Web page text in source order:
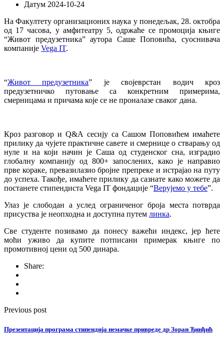
Датум 2024-10-24
На Факултету организационих наука у понедељак, 28. октобра
од 17 часова, у амфитеатру 5, одржаће се промоција књиге
“Живот предузетника” аутора Саше Поповића, суоснивача
компаније Vega IT.
“Живот предузетника” је својеврстан водич кроз
предузетничко путовање са конкретним примерима,
смерницама и причама које се не проналазе сваког дана.
Кроз разговор и Q&А сесију са Сашом Поповићем имаћете
прилику да чујете практичне савете и смернице о стварању од
нуле и на који начин је Саша од студенског сна, изградио
глобалну компанију од 800+ запослених, како је направио
прве кораке, превазилазио бројне препреке и истрајао на путу
до успеха. Такође, имаћете прилику да сазнате како можете да
постанете стипендиста Vega IT фондације “Верујемо у тебе”.
Улаз је слободан а услед ограниченог броја места потврда
присуства је неопходна и доступна путем линка.
Све студенте позивамо да понесу важећи индекс, јер ћете
моћи уживо да купите потписани примерак књиге по
промотивној цени од 500 динара.
Share:
Previous post
Презентација програма стипендија немачке привреде др Зоран Ђинђић